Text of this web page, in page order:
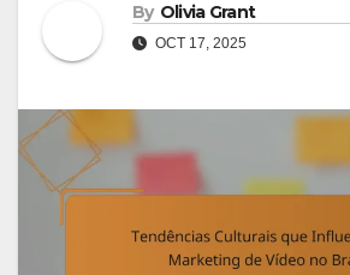
By Olivia Grant
OCT 17, 2025